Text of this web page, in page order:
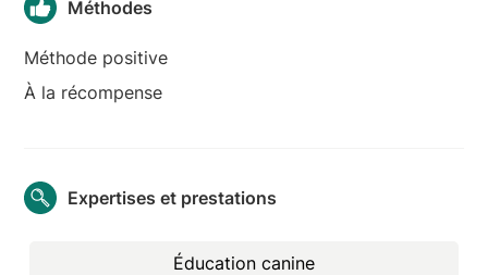
Méthodes
Méthode positive
À la récompense
Expertises et prestations
Éducation canine